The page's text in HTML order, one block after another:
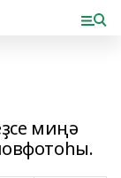
миңә